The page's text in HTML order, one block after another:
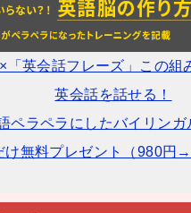
×「英会話フレーズ」この組
英会話を話せる！
ペラペラにしたバイリン
け無料プレゼント（980円→